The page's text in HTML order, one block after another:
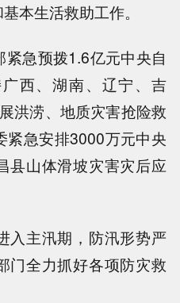
本生活救助工作。
急预拨1.6亿元中央自
西、湖南、辽宁、吉
洪涝、地质灾害抢险救
紧急安排3000万元中央
县山体滑坡灾害灾后应
主汛期，防汛形势严
门全力抓好各项防灾救